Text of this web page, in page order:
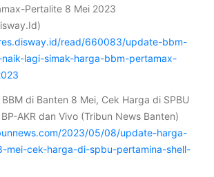
Pertalite 8 Mei 2023
read/660083/update-bbm-
lagi-simak-harga-bbm-pertamax-
di Banten 8 Mei, Cek Harga di SPBU
AKR dan Vivo (Tribun News Banten)
2023/05/08/update-harga-
mei-cek-harga-di-spbu-pertamina-shell-